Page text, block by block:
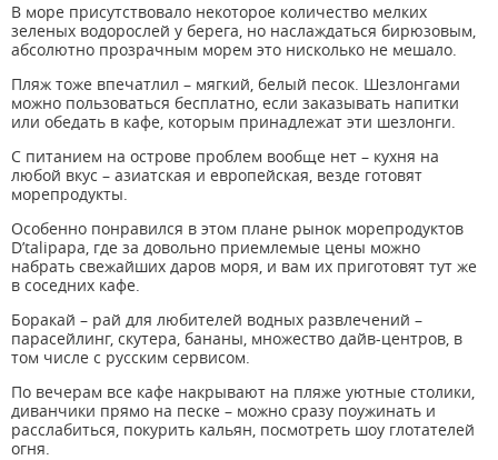
Контакты
В море присутствовало некоторое количество мелких
зеленых водорослей у берега, но наслаждаться бирюзовым,
абсолютно прозрачным морем это нисколько не мешало.
Пляж тоже впечатлил – мягкий, белый песок. Шезлонгами
можно пользоваться бесплатно, если заказывать напитки
или обедать в кафе, которым принадлежат эти шезлонги.
С питанием на острове проблем вообще нет – кухня на
любой вкус – азиатская и европейская, везде готовят
морепродукты.
Особенно понравился в этом плане рынок морепродуктов
D’talipapa, где за довольно приемлемые цены можно
набрать свежайших даров моря, и вам их приготовят тут же
в соседних кафе.
Боракай – рай для любителей водных развлечений –
парасейлинг, скутера, бананы, множество дайв-центров, в
том числе с русским сервисом.
По вечерам все кафе накрывают на пляже уютные столики,
диванчики прямо на песке – можно сразу поужинать и
расслабиться, покурить кальян, посмотреть шоу глотателей
огня.